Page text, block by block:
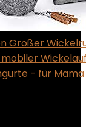
Großer
- für Mama